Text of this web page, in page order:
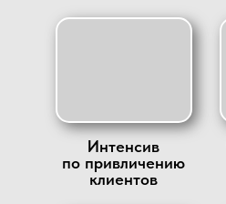
Интенсив
по привличению
клиентов